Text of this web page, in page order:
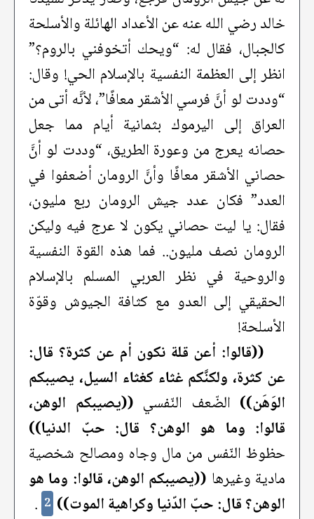
خالد رضي الله عنه عن الأعداد الهائلة والأسلحة
كالجبال، فقال له: “ويحك أتخوفني بالروم؟”
انظر إلى العظمة النفسية بالإسلام الحي! وقال:
“وددت لو أنَّ فرسي الأشقر معافًا”، لأنَّه أتى من
العراق إلى اليرموك بثمانية أيام مما جعل
حصانه يعرج من وعورة الطريق، “وددت لو أنَّ
حصاني الأشقر معافًا وأنَّ الرومان أضعفوا في
العدد” فكان عدد جيش الرومان ربع مليون،
فقال: يا ليت حصاني يكون لا عرج فيه وليكن
الرومان نصف مليون.. فما هذه القوة النفسية
والروحية في نظر العربي المسلم بالإسلام
الحقيقي إلى العدو مع كثافة الجيوش وقوّة
الأسلحة!
((قالوا: أعن قلة نكون أم عن كثرة؟ قال:
عن كثرة، ولكنَّكم غثاء كغثاء السيل، يصيبكم
الوَهَن)) الضّعف النّفسي ((يصيبكم الوهن،
قالوا: وما هو الوهن؟ قال: حبّ الدنيا))
حظوظ النّفس من مال وجاه ومصالح شخصية
مادية وغيرها ((يصيبكم الوهن، قالوا: وما هو
الوهن؟ قال: حبّ الدّنيا وكراهية الموت)) 2
.